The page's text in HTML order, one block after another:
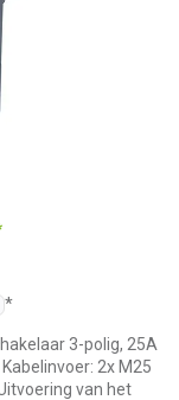
*
3-polig, 25A
2x M25
van het